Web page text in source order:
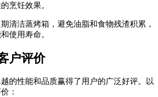
烹饪效果。
清洁蒸烤箱，避免油脂和食物残渣积累，
使用寿命。
户评价
的性能和品质赢得了用户的广泛好评。以
：